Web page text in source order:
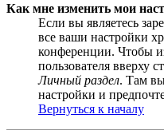
Как мне изменить мои
Если вы являетесь
все ваши настройки
конференции. Чтобы
пользователя вверху
Личный раздел. Там
настройки и
Вернуться к началу